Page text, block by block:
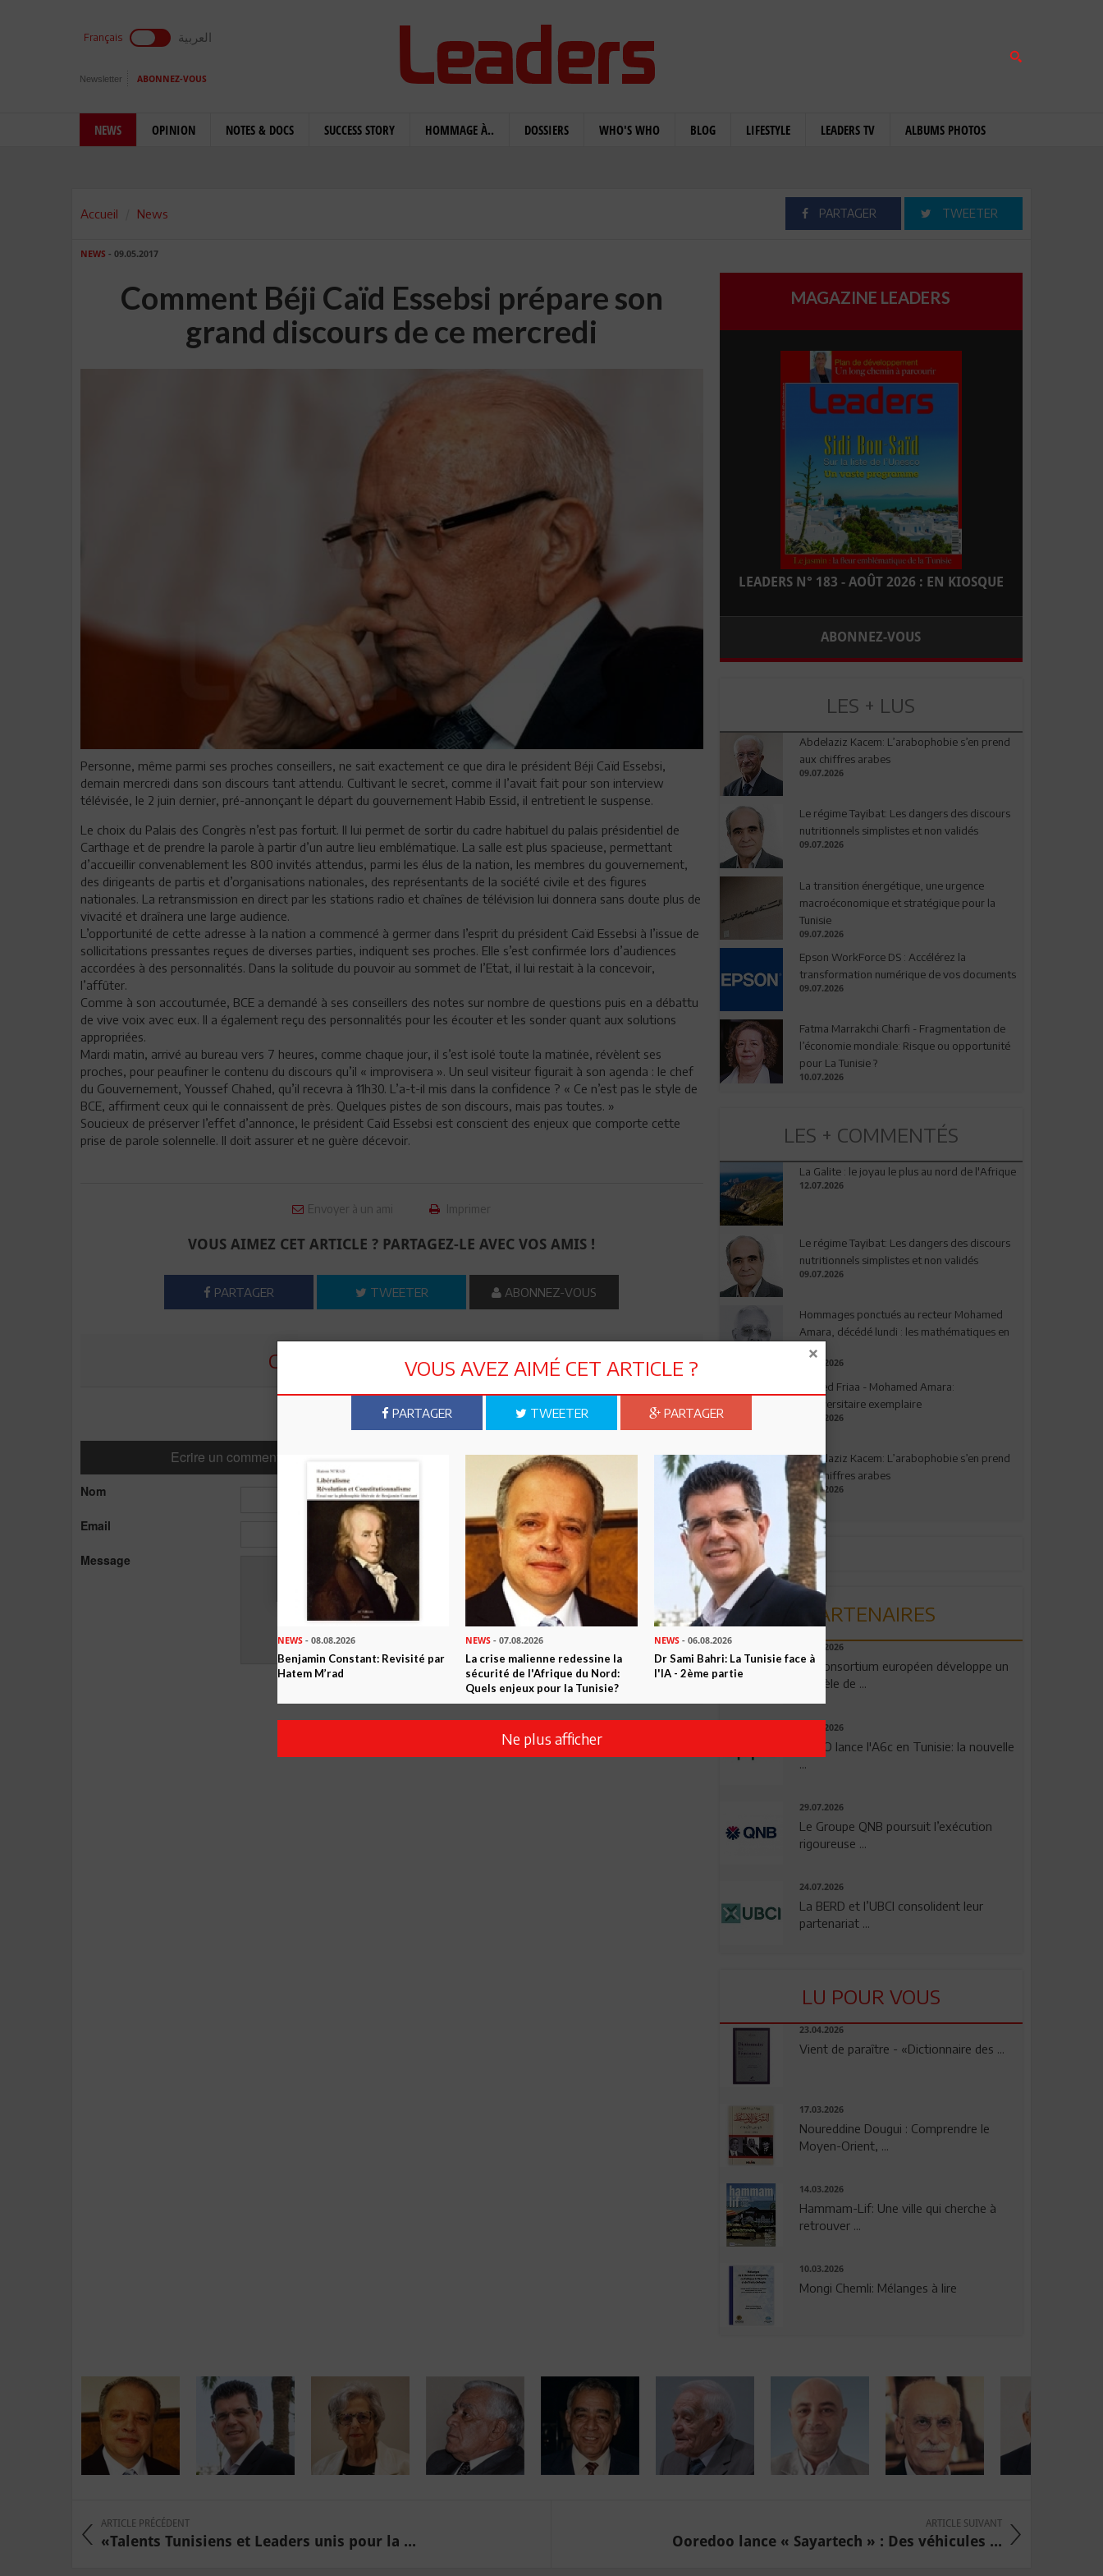
Français العربية
Newsletter ABONNEZ-VOUS
NEWS OPINION NOTES & DOCS SUCCESS STORY HOMMAGE À.. DOSSIERS WHO'S WHO BLOG LIFESTYLE LEADERS TV ALBUMS PHOTOS
Accueil News PARTAGER TWEETER
NEWS - 09.05.2017
Comment Béji Caïd Essebsi prépare son
grand discours de ce mercredi
Personne, même parmi ses proches conseillers, ne sait exactement ce que dira le président Béji Caïd Essebsi,
demain mercredi dans son discours tant attendu. Cultivant le secret, comme il l’avait fait pour son interview
télévisée, le 2 juin dernier, pré-annonçant le départ du gouvernement Habib Essid, il entretient le suspense.
Le choix du Palais des Congrès n’est pas fortuit. Il lui permet de sortir du cadre habituel du palais présidentiel de
Carthage et de prendre la parole à partir d’un autre lieu emblématique. La salle est plus spacieuse, permettant
d’accueillir convenablement les 800 invités attendus, parmi les élus de la nation, les membres du gouvernement,
des dirigeants de partis et d’organisations nationales, des représentants de la société civile et des figures
nationales. La retransmission en direct par les stations radio et chaînes de télévision lui donnera sans doute plus de
vivacité et draînera une large audience.
L’opportunité de cette adresse à la nation a commencé à germer dans l’esprit du président Caïd Essebsi à l’issue de
sollicitations pressantes reçues de diverses parties, indiquent ses proches. Elle s’est confirmée lors d’audiences
accordées à des personnalités. Dans la solitude du pouvoir au sommet de l’Etat, il lui restait à la concevoir,
l’affûter.
Comme à son accoutumée, BCE a demandé à ses conseillers des notes sur nombre de questions puis en a débattu
de vive voix avec eux. Il a également reçu des personnalités pour les écouter et les sonder quant aux solutions
appropriées.
Mardi matin, arrivé au bureau vers 7 heures, comme chaque jour, il s’est isolé toute la matinée, révèlent ses
proches, pour peaufiner le contenu du discours qu’il « improvisera ». Un seul visiteur figurait à son agenda : le chef
du Gouvernement, Youssef Chahed, qu’il recevra à 11h30. L’a-t-il mis dans la confidence ? « Ce n’est pas le style de
BCE, affirment ceux qui le connaissent de près. Quelques pistes de son discours, mais pas toutes. »
Soucieux de préserver l’effet d’annonce, le président Caïd Essebsi est conscient des enjeux que comporte cette
prise de parole solennelle. Il doit assurer et ne guère décevoir.
Envoyer à un ami Imprimer
VOUS AIMEZ CET ARTICLE ? PARTAGEZ-LE AVEC VOS AMIS !
PARTAGER TWEETER ABONNEZ-VOUS
COMMENTER CET ARTICLE
0 Commentaires
Ecrire un commentaire Commenter
Nom
Email
Message
MAGAZINE LEADERS
LEADERS N° 183 - AOÛT 2026 : EN KIOSQUE
ABONNEZ-VOUS
LES + LUS
Abdelaziz Kacem: L’arabophobie s’en prend
aux chiffres arabes
09.07.2026
Le régime Tayibat: Les dangers des discours
nutritionnels simplistes et non validés
09.07.2026
La transition énergétique, une urgence
macroéconomique et stratégique pour la
Tunisie
09.07.2026
Epson WorkForce DS : Accélérez la
transformation numérique de vos documents
09.07.2026
Fatma Marrakchi Charfi - Fragmentation de
l’économie mondiale: Risque ou opportunité
pour La Tunisie ?
10.07.2026
LES + COMMENTÉS
La Galite : le joyau le plus au nord de l'Afrique
12.07.2026
Le régime Tayibat: Les dangers des discours
nutritionnels simplistes et non validés
09.07.2026
Hommages ponctués au recteur Mohamed
Amara, décédé lundi : les mathématiques en
deuil
03.08.2026
Ahmed Friaa - Mohamed Amara:
l’Universitaire exemplaire
04.08.2026
Abdelaziz Kacem: L’arabophobie s’en prend
aux chiffres arabes
09.07.2026
PARTENAIRES
06.08.2026
Un consortium européen développe un
modèle de ...
04.08.2026
OPPO lance l'A6c en Tunisie: la nouvelle
29.07.2026
Le Groupe QNB poursuit l’exécution
rigoureuse ...
24.07.2026
La BERD et l’UBCI consolident leur
partenariat ...
LU POUR VOUS
23.04.2026
Vient de paraître - «Dictionnaire des ...
17.03.2026
Noureddine Dougui : Comprendre le
Moyen-Orient, ...
14.03.2026
Hammam-Lif: Une ville qui cherche à
retrouver ...
10.03.2026
Mongi Chemli: Mélanges à lire
ARTICLE PRÉCÉDENT
«Talents Tunisiens et Leaders unis pour la ...
ARTICLE SUIVANT
Ooredoo lance « Sayartech » : Des véhicules ...
VOUS AVEZ AIMÉ CET ARTICLE ?
PARTAGER TWEETER PARTAGER
NEWS - 08.08.2026
Benjamin Constant: Revisité par
Hatem M’rad
NEWS - 07.08.2026
La crise malienne redessine la
sécurité de l'Afrique du Nord:
Quels enjeux pour la Tunisie?
NEWS- 06.08.2026
Dr Sami Bahri: La Tunisie face à
l'IA - 2ème partie
Ne plus afficher